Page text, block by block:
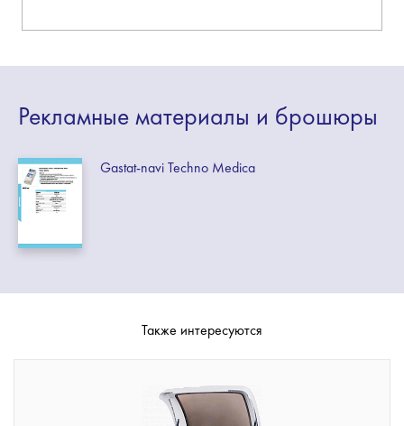
Рекламные материалы и брошюры
Gastat-navi Techno Medica
Также интересуются